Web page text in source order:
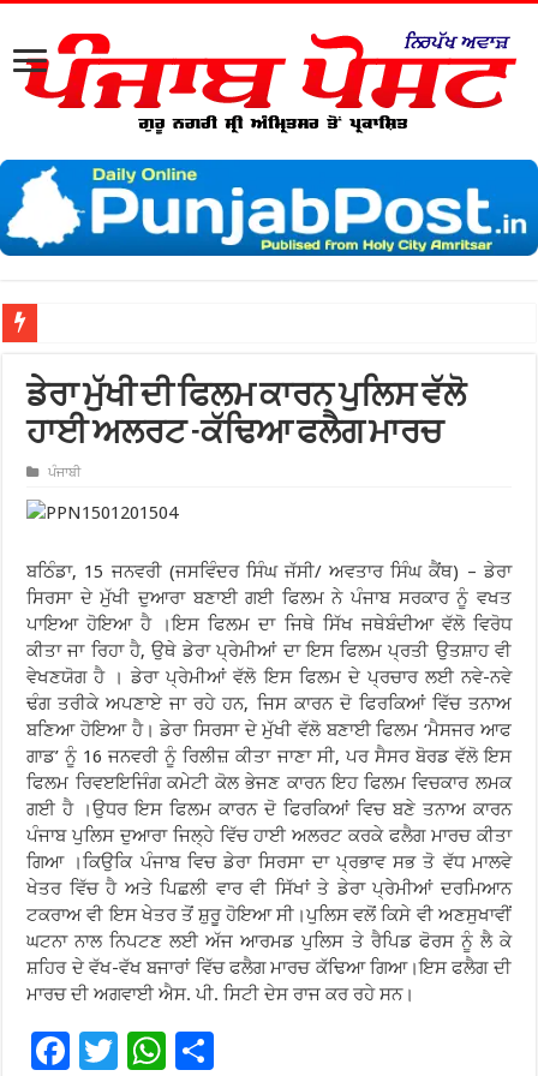
ਡੇਰਾ ਮੁੱਖੀ ਦੀ ਫਿਲਮ ਕਾਰਨ ਪੁਲਿਸ ਵੱਲੋ
ਹਾਈ ਅਲਰਟ -ਕੱਢਿਆ ਫਲੈਗ ਮਾਰਚ
ਪੰਜਾਬੀ
ਬਠਿੰਡਾ, 15 ਜਨਵਰੀ (ਜਸਵਿੰਦਰ ਸਿੰਘ ਜੱਸੀ/ ਅਵਤਾਰ ਸਿੰਘ ਕੈਂਥ) – ਡੇਰਾ
ਸਿਰਸਾ ਦੇ ਮੁੱਖੀ ਦੁਆਰਾ ਬਣਾਈ ਗਈ ਫਿਲਮ ਨੇ ਪੰਜਾਬ ਸਰਕਾਰ ਨੂੰ ਵਖਤ
ਪਾਇਆ ਹੋਇਆ ਹੈ ।ਇਸ ਫਿਲਮ ਦਾ ਜਿਥੇ ਸਿੱਖ ਜਥੇਬੰਦੀਆ ਵੱਲੋ ਵਿਰੋਧ
ਕੀਤਾ ਜਾ ਰਿਹਾ ਹੈ, ਉਥੇ ਡੇਰਾ ਪ੍ਰੇਮੀਆਂ ਦਾ ਇਸ ਫਿਲਮ ਪ੍ਰਤੀ ਉਤਸ਼ਾਹ ਵੀ
ਵੇਖਣਯੋਗ ਹੈ । ਡੇਰਾ ਪ੍ਰੇਮੀਆਂ ਵੱਲੋ ਇਸ ਫਿਲਮ ਦੇ ਪ੍ਰਚਾਰ ਲਈ ਨਵੇ-ਨਵੇ
ਢੰਗ ਤਰੀਕੇ ਅਪਣਾਏ ਜਾ ਰਹੇ ਹਨ, ਜਿਸ ਕਾਰਨ ਦੋ ਫਿਰਕਿਆਂ ਵਿੱਚ ਤਨਾਅ
ਬਣਿਆ ਹੋਇਆ ਹੈ। ਡੇਰਾ ਸਿਰਸਾ ਦੇ ਮੁੱਖੀ ਵੱਲੋ ਬਣਾਈ ਫਿਲਮ ‘ਮੈਸਜਰ ਆਫ
ਗਾਡ’ ਨੂੰ 16 ਜਨਵਰੀ ਨੂੰ ਰਿਲੀਜ਼ ਕੀਤਾ ਜਾਣਾ ਸੀ, ਪਰ ਸੈਸਰ ਬੋਰਡ ਵੱਲੋ ਇਸ
ਫਿਲਮ ਰਿਵੲਇਜਿੰਗ ਕਮੇਟੀ ਕੋਲ ਭੇਜਣ ਕਾਰਨ ਇਹ ਫਿਲਮ ਵਿਚਕਾਰ ਲਮਕ
ਗਈ ਹੈ ।ਉਧਰ ਇਸ ਫਿਲਮ ਕਾਰਨ ਦੋ ਫਿਰਕਿਆਂ ਵਿਚ ਬਣੇ ਤਨਾਅ ਕਾਰਨ
ਪੰਜਾਬ ਪੁਲਿਸ ਦੁਆਰਾ ਜਿਲ੍ਹੇ ਵਿੱਚ ਹਾਈ ਅਲਰਟ ਕਰਕੇ ਫਲੈਗ ਮਾਰਚ ਕੀਤਾ
ਗਿਆ ।ਕਿਉਕਿ ਪੰਜਾਬ ਵਿਚ ਡੇਰਾ ਸਿਰਸਾ ਦਾ ਪ੍ਰਭਾਵ ਸਭ ਤੋ ਵੱਧ ਮਾਲਵੇ
ਖੇਤਰ ਵਿੱਚ ਹੈ ਅਤੇ ਪਿਛਲੀ ਵਾਰ ਵੀ ਸਿੱਖਾਂ ਤੇ ਡੇਰਾ ਪ੍ਰੇਮੀਆਂ ਦਰਮਿਆਨ
ਟਕਰਾਅ ਵੀ ਇਸ ਖੇਤਰ ਤੋਂ ਸ਼ੁਰੂ ਹੋਇਆ ਸੀ।ਪੁਲਿਸ ਵਲੋਂ ਕਿਸੇ ਵੀ ਅਣਸੁਖਾਵੀਂ
ਘਟਨਾ ਨਾਲ ਨਿਪਟਣ ਲਈ ਅੱਜ ਆਰਮਡ ਪੁਲਿਸ ਤੇ ਰੈਪਿਡ ਫੋਰਸ ਨੂੰ ਲੈ ਕੇ
ਸ਼ਹਿਰ ਦੇ ਵੱਖ-ਵੱਖ ਬਜਾਰਾਂ ਵਿੱਚ ਫਲੈਗ ਮਾਰਚ ਕੱਢਿਆ ਗਿਆ।ਇਸ ਫਲੈਗ ਦੀ
ਮਾਰਚ ਦੀ ਅਗਵਾਈ ਐਸ. ਪੀ. ਸਿਟੀ ਦੇਸ ਰਾਜ ਕਰ ਰਹੇ ਸਨ।
F
T
W